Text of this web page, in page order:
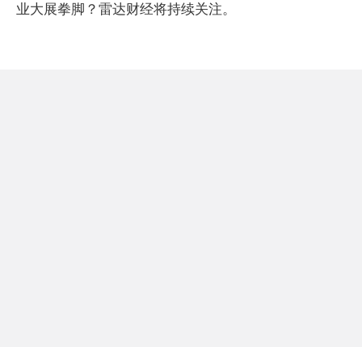
业大展拳脚？雷达财经将持续关注。